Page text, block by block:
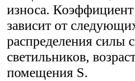
износа.
зависит от
распределения силы
светильников,
помещения S.